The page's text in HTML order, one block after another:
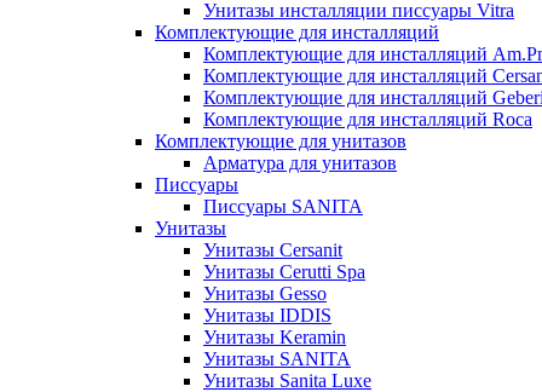
Унитазы инсталляции писсуары Vitra
Комплектующие для инсталляций
Комплектующие для инсталляций
Комплектующие для инсталляций
Комплектующие для инсталляций
Комплектующие для инсталляций Roca
Комплектующие для унитазов
Арматура для унитазов
Писсуары
Писсуары SANITA
Унитазы
Унитазы Cersanit
Унитазы Cerutti Spa
Унитазы Gesso
Унитазы IDDIS
Унитазы Keramin
Унитазы SANITA
Унитазы Sanita Luxe